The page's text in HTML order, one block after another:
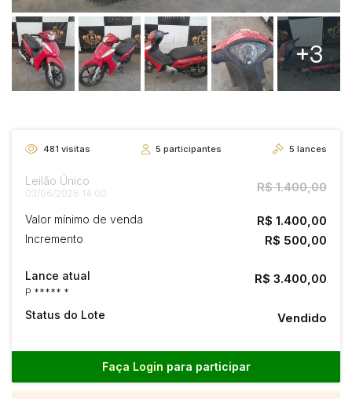
+3
481 visitas 5 participantes 5 lances
Leilão Único
03/06/2026 14:00 R$ 1.400,00
Valor mínimo de venda R$ 1.400,00
Incremento R$ 500,00
Lance atual
P ***** *
R$ 3.400,00
Status do Lote Vendido
Faça Login para participar